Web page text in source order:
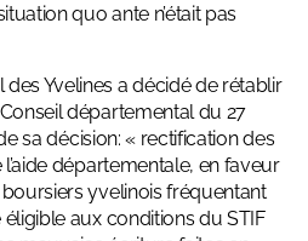
quo ante n’était pas
Yvelines a décidé de rétablir
départemental du 27
sa décision: « rectification des
départementale, en faveur
yvelinois fréquentant
aux conditions du STIF